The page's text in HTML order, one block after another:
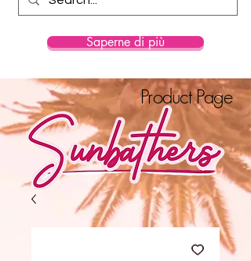
Saperne di più
Product Page